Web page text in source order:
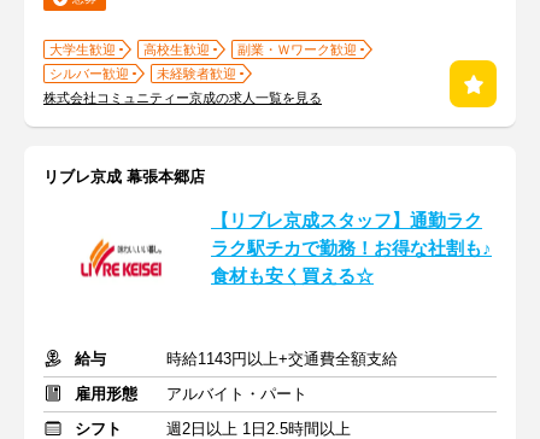
大学生歓迎 高校生歓迎
副業・Ｗワーク歓迎
シルバー歓迎
未経験者歓迎
株式会社コミュニティー京成の求人一覧を見る
リブレ京成 幕張本郷店
【リブレ京成スタッフ】通勤ラク
ラク駅チカで勤務！お得な社割も♪
食材も安く買える☆
給与
時給1143円以上+交通費全額支給
雇用形態
アルバイト・パート
シフト
週2日以上 1日2.5時間以上